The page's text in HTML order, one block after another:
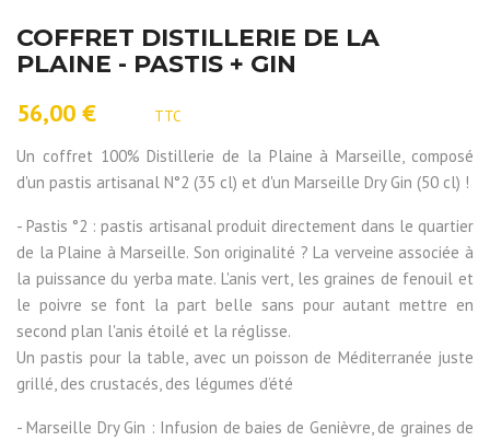
COFFRET DISTILLERIE DE LA
PLAINE - PASTIS + GIN
56,00 € TTC
Un coffret 100% Distillerie de la Plaine à Marseille, composé
d'un pastis artisanal N°2 (35 cl) et d'un Marseille Dry Gin (50 cl) !
- Pastis °2 : pastis artisanal produit directement dans le quartier
de la Plaine à Marseille. Son originalité ? La verveine associée à
la puissance du yerba mate. L'anis vert, les graines de fenouil et
le poivre se font la part belle sans pour autant mettre en
second plan l'anis étoilé et la réglisse.
Un pastis pour la table, avec un poisson de Méditerranée juste
grillé, des crustacés, des légumes d’été
- Marseille Dry Gin : Infusion de baies de Genièvre, de graines de